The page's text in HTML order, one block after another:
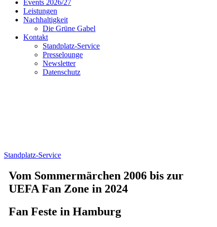
Events 2026/27
Leistungen
Nachhaltigkeit
Die Grüne Gabel
Kontakt
Standplatz-Service
Presselounge
Newsletter
Datenschutz
Standplatz-Service
Vom Sommermärchen 2006 bis zur
UEFA Fan Zone in 2024
Fan Feste in Hamburg